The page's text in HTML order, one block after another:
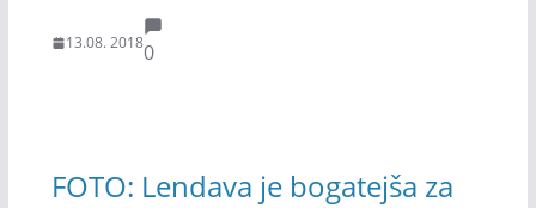
13.08. 20180
FOTO: Lendava je bogatejša za